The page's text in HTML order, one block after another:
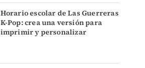
Horario escolar de Las Guerreras
K-Pop: crea una versión para
imprimir y personalizar